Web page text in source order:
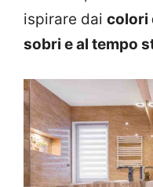
ispirare dai colori
sobri e al tempo